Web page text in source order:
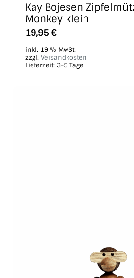
Kay Bojesen
Monkey klein
19,95 €
inkl. 19 % MwSt.
zzgl. Versandkosten
Lieferzeit: 3-5 Tage